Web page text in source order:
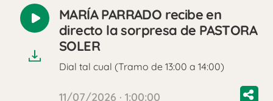
Reproducir
audio
MARÍA PARRADO recibe en
directo la sorpresa de PASTORA
SOLER
Dial tal cual (Tramo de 13:00 a 14:00)
11/07/2026 · 1:00:00